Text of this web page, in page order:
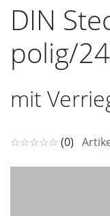
DIN
polig/
mit
☆☆☆☆☆ (0)